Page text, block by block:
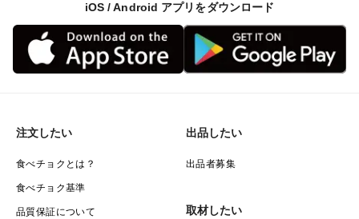
iOS / Android アプリをダウンロード
注文したい
食べチョクとは？
食べチョク基準
品質保証について
出品したい
出品者募集
取材したい